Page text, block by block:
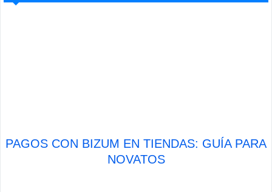
PAGOS CON BIZUM EN TIENDAS: GUÍA PARA
NOVATOS